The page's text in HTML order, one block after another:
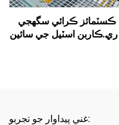
ڪسٽمائز ڪرائي سگھجي
واري ڪاربن اسٽيل جي سائين
غني پيداوار جو تجربو: